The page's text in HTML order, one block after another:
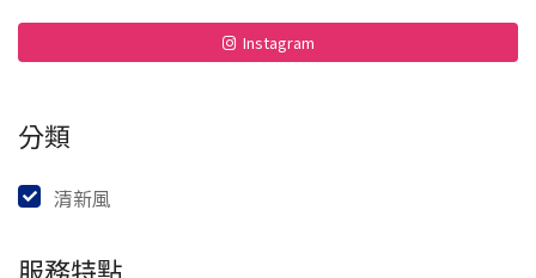
Instagram
分類
清新風
服務特點